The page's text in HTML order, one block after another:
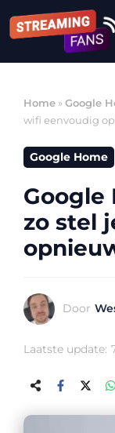
naar
Home »Google
wifi eenvoudig
Google Home
Google
zo stel
Door
Laatste update: